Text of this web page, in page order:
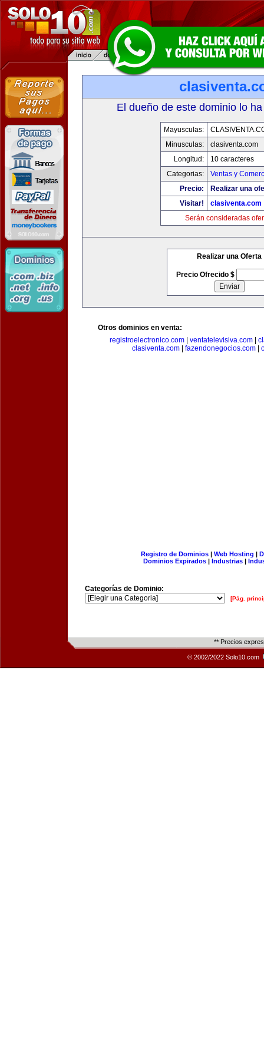
El dueño de este dominio lo
Mayusculas:
Minusculas:
clasiventa.com
Longitud:
10 caracteres
Categorias:
Ventas y
Precio:
Realizar una
Visitar!
clasiventa.com
Serán consideradas
Realizar una Oferta
Precio Ofrecido $
Otros dominios en venta:
registroelectronico.com
ventatelevisiva.com
clasiventa.com| fazendonegocios.com|
Registro de Dominios| Web Hosting |
Dominios Expirados | Industrias |
Categorías de Dominio:
[Pág.
** Precios
© 2002/2022 Solo10.com